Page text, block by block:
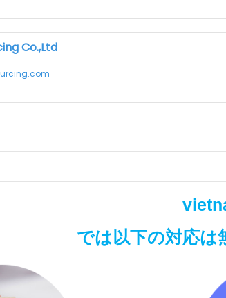
Co.,Ltd
では以下の対応は